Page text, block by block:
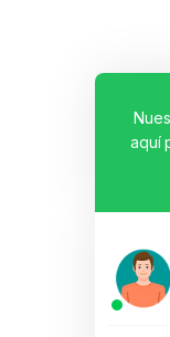
aquí